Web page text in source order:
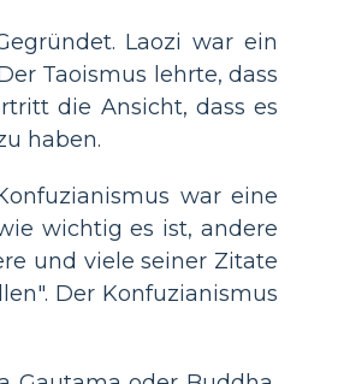
Laozi war ein
Taoismus lehrte, dass
die Ansicht, dass es
haben.
war eine
wichtig es ist, andere
und viele seiner Zitate
Der Konfuzianismus